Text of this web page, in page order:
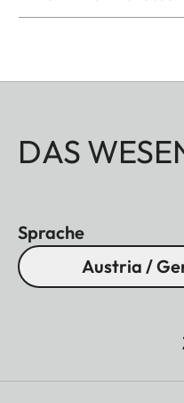
DAS
Sprache
Austria /